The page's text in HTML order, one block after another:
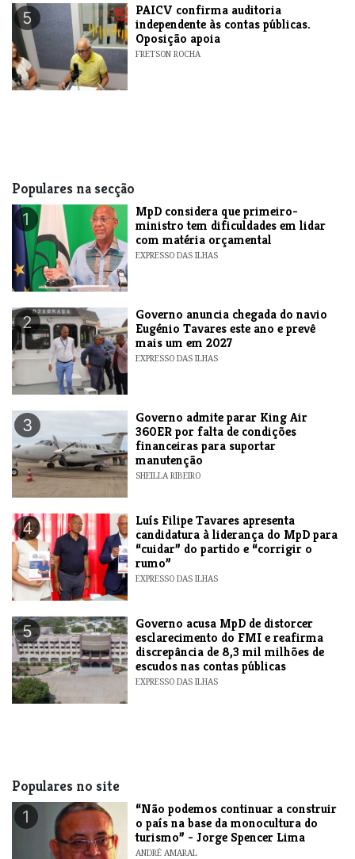
5
​PAICV confirma auditoria
independente às contas públicas.
Oposição apoia
FRETSON ROCHA
Populares na secção
1
MpD considera que primeiro-
ministro tem dificuldades em lidar
com matéria orçamental
EXPRESSO DAS ILHAS
2
Governo anuncia chegada do navio
Eugénio Tavares este ano e prevê
mais um em 2027
EXPRESSO DAS ILHAS
3
Governo admite parar King Air
360ER por falta de condições
financeiras para suportar
manutenção
SHEILLA RIBEIRO
4
Luís Filipe Tavares apresenta
candidatura à liderança do MpD para
“cuidar” do partido e “corrigir o
rumo”
EXPRESSO DAS ILHAS
5
Governo acusa MpD de distorcer
esclarecimento do FMI e reafirma
discrepância de 8,3 mil milhões de
escudos nas contas públicas
EXPRESSO DAS ILHAS
Populares no site
1
“Não podemos continuar a construir
o país na base da monocultura do
turismo” - Jorge Spencer Lima
ANDRÉ AMARAL